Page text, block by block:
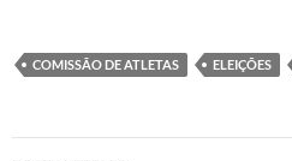
COMISSÃO DE ATLETAS ELEIÇÕES